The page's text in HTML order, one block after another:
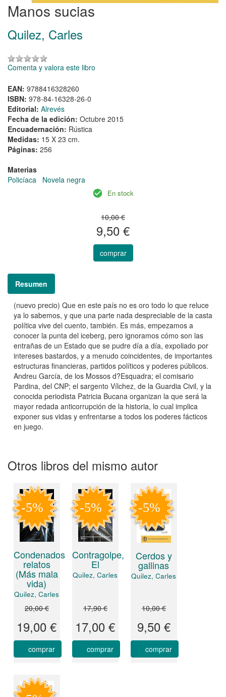
Manos sucias
Quilez, Carles
Comenta y valora este libro
EAN: 9788416328260
ISBN: 978-84-16328-26-0
Editorial: Alrevés
Fecha de la edición: Octubre 2015
Encuadernación: Rústica
Medidas: 15 X 23 cm.
Páginas: 256
Materias
Policíaca
Novela negra
En stock
10,00 €
9,50 €
comprar
Resumen
(nuevo precio) Que en este país no es oro todo lo que reluce
ya lo sabemos, y que una parte nada despreciable de la casta
política vive del cuento, también. Es más, empezamos a
conocer la punta del iceberg, pero ignoramos cómo son las
entrañas de un Estado que se pudre día a día, expoliado por
intereses bastardos, y a menudo coincidentes, de importantes
estructuras financieras, partidos políticos y poderes públicos.
Andreu García, de los Mossos d?Esquadra; el comisario
Pardina, del CNP; el sargento Vílchez, de la Guardia Civil, y la
conocida periodista Patricia Bucana organizan la que será la
mayor redada anticorrupción de la historia, lo cual implica
exponer sus vidas y enfrentarse a todos los poderes fácticos
en juego.
Otros libros del mismo autor
Condenados
relatos
(Más mala
vida)
Quilez, Carles
20,00 €
19,00 €
comprar
Contragolpe,
El
Quilez, Carles
17,90 €
17,00 €
comprar
Cerdos y
gallinas
Quilez, Carles
10,00 €
9,50 €
comprar